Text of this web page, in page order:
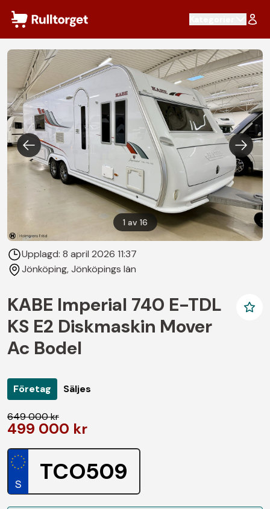
1av 16
Upplagd: 8 april 2026 11:37
Jönköping, Jönköpings län
KABE Imperial 740 E-TDL
KS E2 Diskmaskin Mover
Ac Bodel
Företag Säljes
649 000 kr
499 000 kr
TCO509